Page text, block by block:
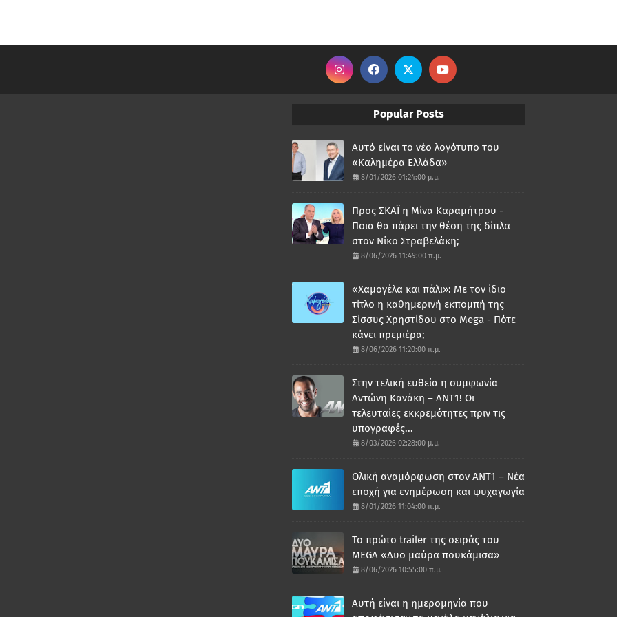
Popular Posts
Αυτό είναι το νέο λογότυπο του
«Καλημέρα Ελλάδα»
8/01/2026 01:24:00 μ.μ.
Προς ΣΚΑΪ η Μίνα Καραμήτρου -
Ποια θα πάρει την θέση της δίπλα
στον Νίκο Στραβελάκη;
8/06/2026 11:49:00 π.μ.
«Χαμογέλα και πάλι»: Με τον ίδιο
τίτλο η καθημερινή εκπομπή της
Σίσσυς Χρηστίδου στο Mega - Πότε
κάνει πρεμιέρα;
8/06/2026 11:20:00 π.μ.
Στην τελική ευθεία η συμφωνία
Αντώνη Κανάκη – ΑΝΤ1! Οι
τελευταίες εκκρεμότητες πριν τις
υπογραφές...
8/03/2026 02:28:00 μ.μ.
Ολική αναμόρφωση στον ΑΝΤ1 – Νέα
εποχή για ενημέρωση και ψυχαγωγία
8/01/2026 11:04:00 π.μ.
Το πρώτο trailer της σειράς του
MEGA «Δυο μαύρα πουκάμισα»
8/06/2026 10:55:00 π.μ.
Αυτή είναι η ημερομηνία που